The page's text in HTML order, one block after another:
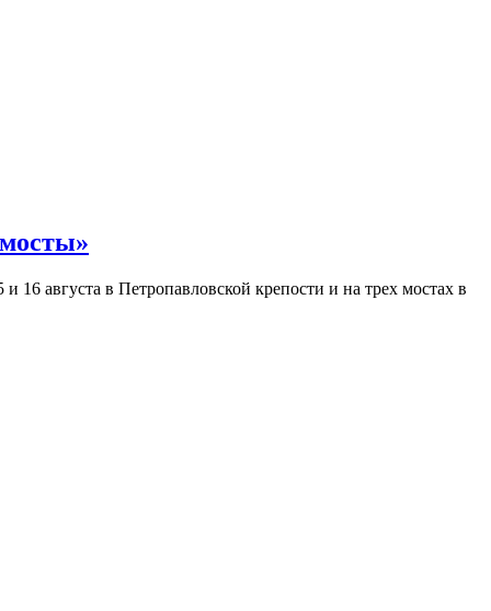
августа в Петропавловской крепости и на трех мостах в